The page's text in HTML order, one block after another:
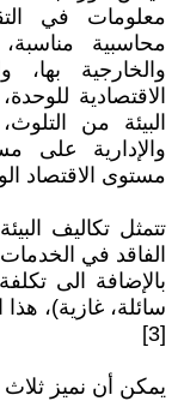
معلومات في
محاسبية
والخارجية بها،
الاقتصادية
البيئة من
والإدارية على
مستوى الاقتصاد
تتمثل تكاليف
الفاقد في الخدمات
بالإضافة الى
سائلة، غازية)،
[3]
يمكن أن نميز